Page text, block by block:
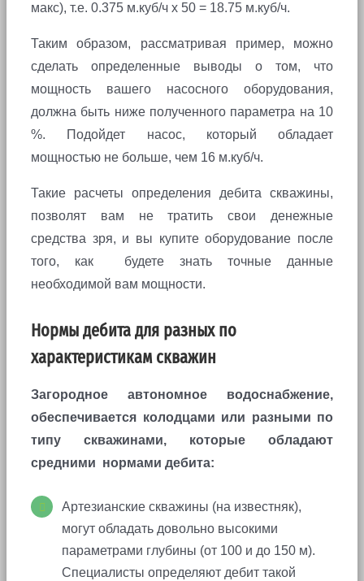
макс), т.е. 0.375 м.куб/ч x 50 = 18.75 м.куб/ч.
Таким образом, рассматривая пример, можно
сделать определенные выводы о том, что
мощность вашего насосного оборудования,
должна быть ниже полученного параметра на 10
%. Подойдет насос, который обладает
мощностью не больше, чем 16 м.куб/ч.
Такие расчеты определения дебита скважины,
позволят вам не тратить свои денежные
средства зря, и вы купите оборудование после
того, как будете знать точные данные
необходимой вам мощности.
Нормы дебита для разных по
характеристикам скважин
Загородное автономное водоснабжение,
обеспечивается колодцами или разными по
типу скважинами, которые обладают
средними нормами дебита:
Артезианские скважины (на известняк),
могут обладать довольно высокими
параметрами глубины (от 100 и до 150 м).
Специалисты определяют дебит такой